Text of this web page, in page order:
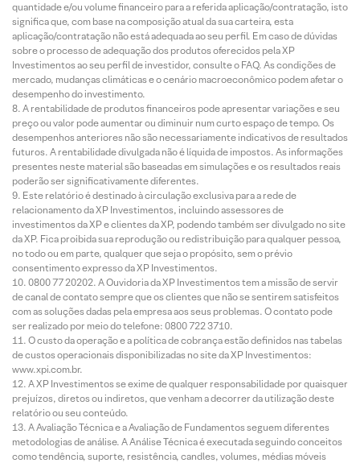
quantidade e/ou volume financeiro para a referida aplicação/contratação, isto
significa que, com base na composição atual da sua carteira, esta
aplicação/contratação não está adequada ao seu perfil. Em caso de dúvidas
sobre o processo de adequação dos produtos oferecidos pela XP
Investimentos ao seu perfil de investidor, consulte o FAQ. As condições de
mercado, mudanças climáticas e o cenário macroeconômico podem afetar o
desempenho do investimento.
A rentabilidade de produtos financeiros pode apresentar variações e seu
preço ou valor pode aumentar ou diminuir num curto espaço de tempo. Os
desempenhos anteriores não são necessariamente indicativos de resultados
futuros. A rentabilidade divulgada não é líquida de impostos. As informações
presentes neste material são baseadas em simulações e os resultados reais
poderão ser significativamente diferentes.
Este relatório é destinado à circulação exclusiva para a rede de
relacionamento da XP Investimentos, incluindo assessores de
investimentos da XP e clientes da XP, podendo também ser divulgado no site
da XP. Fica proibida sua reprodução ou redistribuição para qualquer pessoa,
no todo ou em parte, qualquer que seja o propósito, sem o prévio
consentimento expresso da XP Investimentos.
0800 77 20202. A Ouvidoria da XP Investimentos tem a missão de servir
de canal de contato sempre que os clientes que não se sentirem satisfeitos
com as soluções dadas pela empresa aos seus problemas. O contato pode
ser realizado por meio do telefone: 0800 722 3710.
O custo da operação e a política de cobrança estão definidos nas tabelas
de custos operacionais disponibilizadas no site da XP Investimentos:
www.xpi.com.br.
A XP Investimentos se exime de qualquer responsabilidade por quaisquer
prejuízos, diretos ou indiretos, que venham a decorrer da utilização deste
relatório ou seu conteúdo.
A Avaliação Técnica e a Avaliação de Fundamentos seguem diferentes
metodologias de análise. A Análise Técnica é executada seguindo conceitos
como tendência, suporte, resistência, candles, volumes, médias móveis